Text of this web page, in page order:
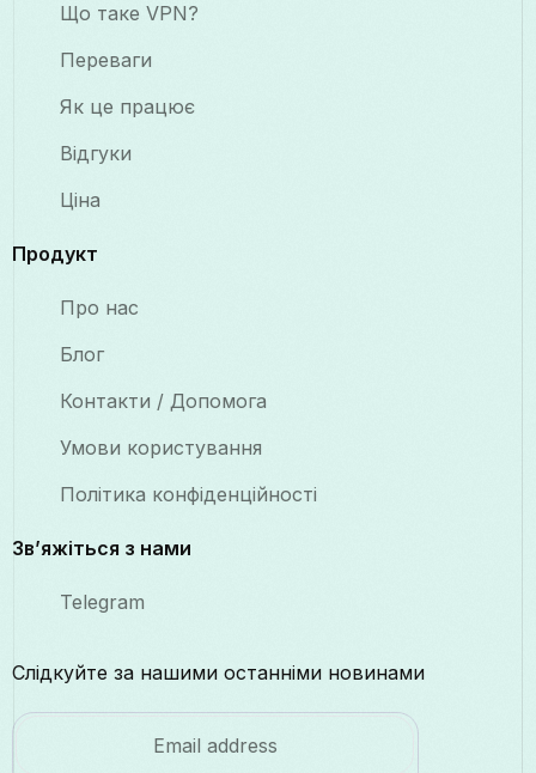
Що таке VPN?
Переваги
Як це працює
Відгуки
Ціна
Продукт
Про нас
Блог
Контакти / Допомога
Умови користування
Політика конфіденційності
Зв’яжіться з нами
Telegram
Слідкуйте за нашими останніми новинами